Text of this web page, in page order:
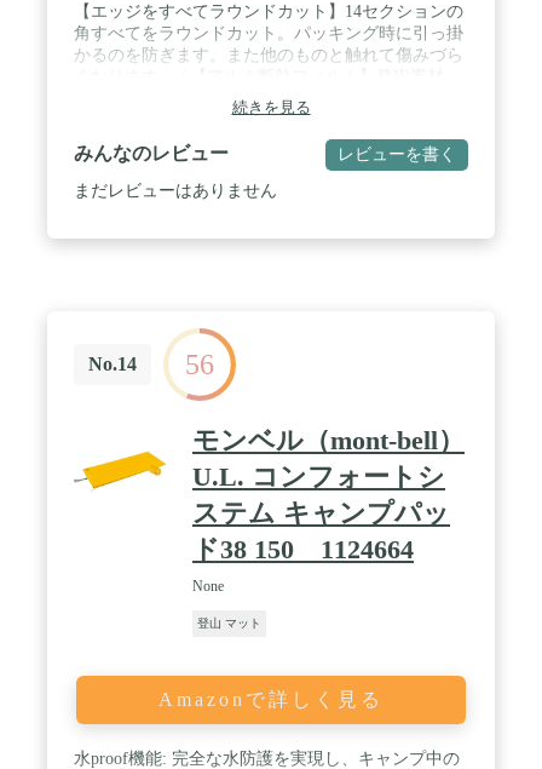
【エッジをすべてラウンドカット】14セクションの
角すべてをラウンドカット。パッキング時に引っ掛
かるのを防ぎます。また他のものと触れて傷みづら
IXPEの凹凸マットにアルミ断熱フィルムを密着加
工。地面からの冷気や、不快な地熱を反射し、快適
な睡眠をサポートします。 / 【専用ゴムバンド付
き】スリーピングパッドがパカパカ開かないようゴ
ムバンドが付属。
続きを見る
みんなのレビュー レビューを書く
まだレビューはありません
No.14 56
モンベル（mont-bell）
U.L. コンフォートシ
ステム キャンプパッ
ド38 150 1124664
None
登山 マット
Amazonで詳しく見る
水proof機能: 完全な水防護を実現し、キャンプ中の